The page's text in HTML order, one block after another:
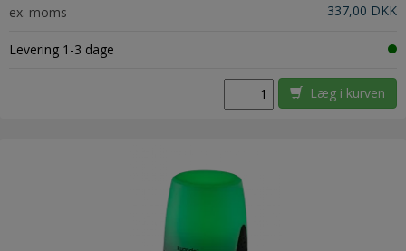
ex. moms 337,00 DKK
Levering 1-3 dage
Læg i kurven